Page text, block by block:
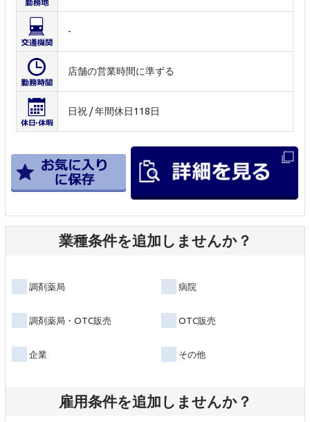
-
店舗の営業時間に準ずる
日祝 / 年間休日118日
業種条件を追加しませんか？
調剤薬局 病院
調剤薬局・OTC販売 OTC販売
企業 その他
雇用条件を追加しませんか？